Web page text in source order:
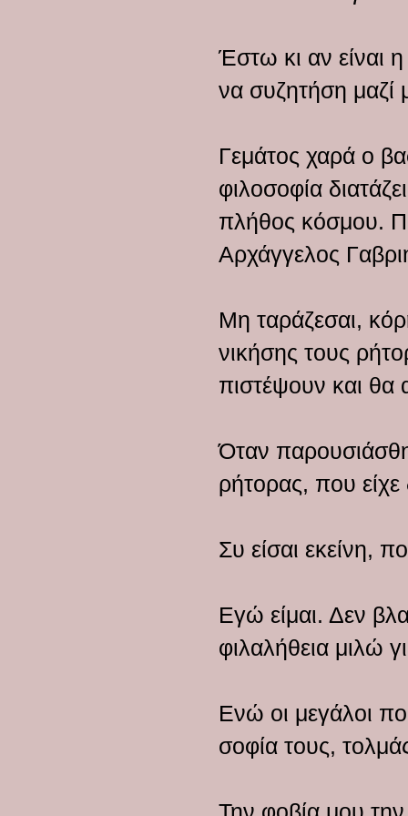
Έστω κι αν είναι
να συζητήση μαζί
Γεμάτος χαρά ο
φιλοσοφία
πλήθος κόσμου.
Αρχάγγελος
Μη ταράζεσαι,
νικήσης τους
πιστέψουν και θα
Όταν
ρήτορας, που είχε
Συ είσαι εκείνη,
Εγώ είμαι. Δεν
φιλαλήθεια μιλώ
Ενώ οι μεγάλοι
σοφία τους,